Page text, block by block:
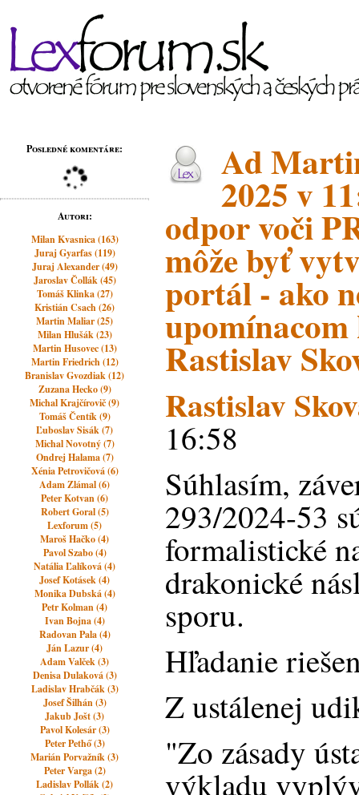
Posledné komentáre:
Autori:
Milan Kvasnica (163)
Juraj Gyarfas (119)
Juraj Alexander (49)
Jaroslav Čollák (45)
Tomáš Klinka (27)
Kristián Csach (26)
Martin Maliar (25)
Milan Hlušák (23)
Martin Husovec (13)
Martin Friedrich (12)
Branislav Gvozdiak (12)
Zuzana Hecko (9)
Michal Krajčírovič (9)
Tomáš Čentík (9)
Ľuboslav Sisák (7)
Michal Novotný (7)
Ondrej Halama (7)
Xénia Petrovičová (6)
Adam Zlámal (6)
Peter Kotvan (6)
Robert Goral (5)
Lexforum (5)
Maroš Hačko (4)
Pavol Szabo (4)
Natália Ľalíková (4)
Josef Kotásek (4)
Monika Dubská (4)
Petr Kolman (4)
Ivan Bojna (4)
Radovan Pala (4)
Ján Lazur (4)
Adam Valček (3)
Denisa Dulaková (3)
Ladislav Hrabčák (3)
Josef Šilhán (3)
Jakub Jošt (3)
Pavol Kolesár (3)
Peter Pethő (3)
Marián Porvažník (3)
Peter Varga (2)
Ladislav Pollák (2)
Ad
2025 v
odpor voči
môže byť
portál - ako
Rastislav
Rastislav
16:58
Súhlasím,
293/2024-53
formalistické
drakonické
sporu.
Hľadanie
Z ustálenej
"Zo zásady
výkladu